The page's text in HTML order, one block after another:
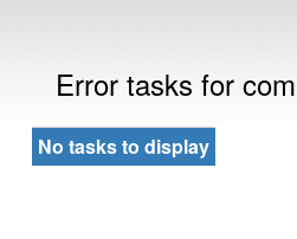
Error tasks for
No tasks to display